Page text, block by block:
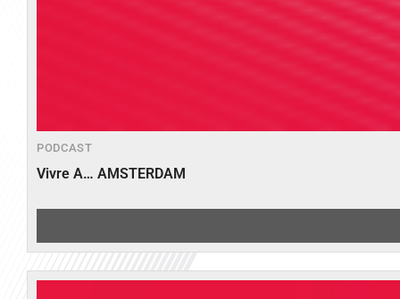
PODCAST
Vivre A… AMSTERDAM